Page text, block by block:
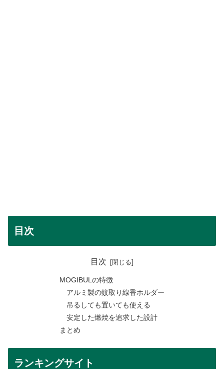
目次
目次
MOGIBULの特徴
アルミ製の蚊取り線香ホルダー
吊るしても置いても使える
安定した燃焼を追求した設計
まとめ
ランキングサイト